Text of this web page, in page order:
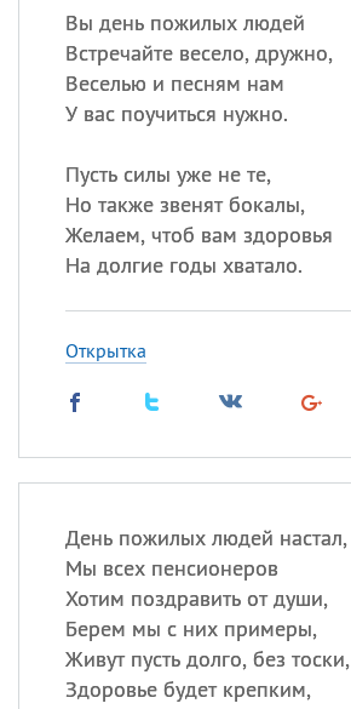
Вы день пожилых людей
Встречайте весело, дружно,
Веселью и песням нам
У вас поучиться нужно.
Пусть силы уже не те,
Но также звенят бокалы,
Желаем, чтоб вам здоровья
На долгие годы хватало.
Открытка
День пожилых людей настал,
Мы всех пенсионеров
Хотим поздравить от души,
Берем мы с них примеры,
Живут пусть долго, без тоски,
Здоровье будет крепким,